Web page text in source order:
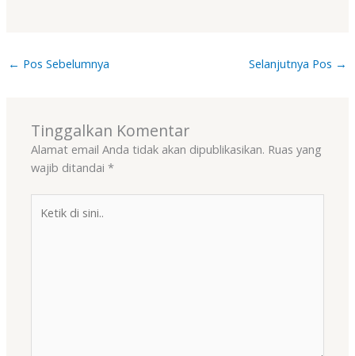
← Pos Sebelumnya Selanjutnya Pos →
Tinggalkan Komentar
Alamat email Anda tidak akan dipublikasikan. Ruas yang
wajib ditandai*